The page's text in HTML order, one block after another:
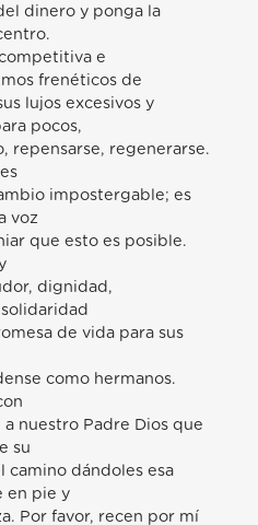
dinero y ponga la
e
frenéticos de
lujos excesivos y
pocos,
repensarse, regenerarse.
impostergable; es
voz
que esto es posible.
dignidad,
de vida para sus
como hermanos.
nuestro Padre Dios que
su
camino dándoles esa
en pie y
Por favor, recen por mí